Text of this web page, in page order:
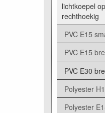
lichtkoepel
rechthoekig
PVC E15
PVC E15
PVC E30
Polyester
Polyester